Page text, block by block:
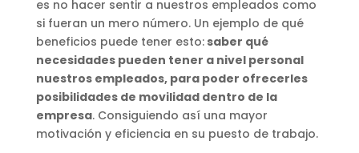
es no hacer sentir a nuestros empleados como
si fueran un mero número. Un ejemplo de qué
beneficios puede tener esto:saber qué
necesidades pueden tener a nivel personal
nuestros empleados, para poder ofrecerles
posibilidades de movilidad dentro de la
empresa. Consiguiendo así una mayor
motivación y eficiencia en su puesto de trabajo.